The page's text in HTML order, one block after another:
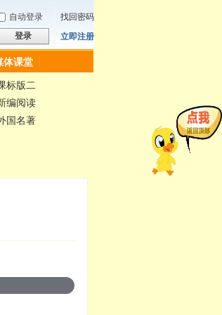
自动登录
找回密码
登录 立即注册
体课堂
标版二
编阅读
国名著